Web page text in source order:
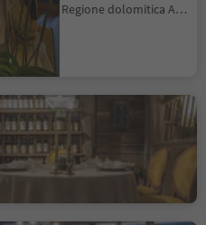
La Villa, Badia, Regione dolomitica Alta Badia
de Michil -
Cantafio
Corvara, Regione dolomitica Alta Badia